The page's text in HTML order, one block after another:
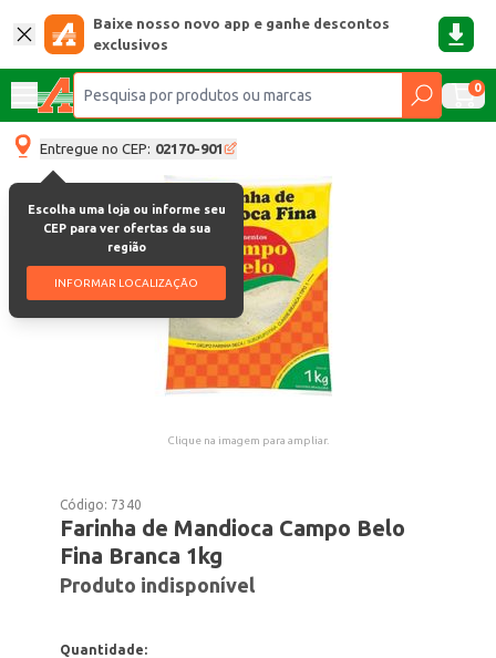
Baixe nosso novo app e ganhe descontos
exclusivos
0
Entregue no CEP: 02170-901
Escolha uma loja ou informe seu
CEP para ver ofertas da sua
região
INFORMAR LOCALIZAÇÃO
Clique na imagem para ampliar.
Código: 7340
Farinha de Mandioca Campo Belo
Fina Branca 1kg
Produto indisponível
Quantidade: